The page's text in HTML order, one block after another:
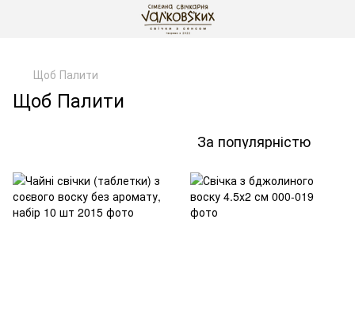
gtag('js', new Date()); gtag('config', 'G-DP234BVRNV');
Щоб Палити
Щоб Палити
За популярністю